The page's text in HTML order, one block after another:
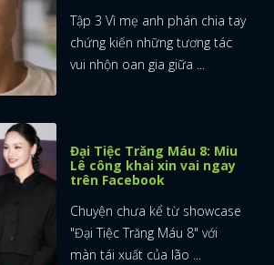
Tập 3 Vì mẹ anh phán chia tay
chứng kiến những tương tác
vui nhộn oan gia giữa ...
Đại Tiệc Trăng Máu 8: Miu
Lê công khai xin vai ngay
trên Facebook
Chuyện chưa kể từ showcase
"Đại Tiệc Trăng Máu 8" với
màn tái xuất của lão ...